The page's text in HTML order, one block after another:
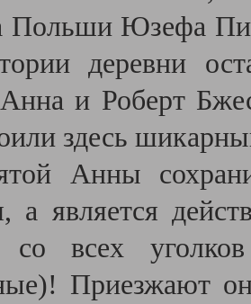
Польши Юзефа
деревни
Анна и Роберт
здесь
Анны
а является
со всех
Приезжают